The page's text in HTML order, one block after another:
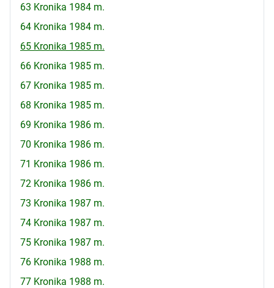
63 Kronika 1984 m.
64 Kronika 1984 m.
65 Kronika 1985 m.
66 Kronika 1985 m.
67 Kronika 1985 m.
68 Kronika 1985 m.
69 Kronika 1986 m.
70 Kronika 1986 m.
71 Kronika 1986 m.
72 Kronika 1986 m.
73 Kronika 1987 m.
74 Kronika 1987 m.
75 Kronika 1987 m.
76 Kronika 1988 m.
77 Kronika 1988 m.